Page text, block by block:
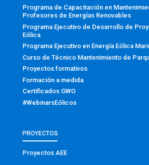
Programa de Capacitación en
Profesores de Energías Renovables
Programa Ejecutivo de Desarrollo de
Eólica
Programa Ejecutivo en Energía Eólica
Curso de Técnico Mantenimiento de
Proyectos formativos
Formación a medida
Certificados GWO
#WebinarsEólicos
PROYECTOS
Proyectos AEE